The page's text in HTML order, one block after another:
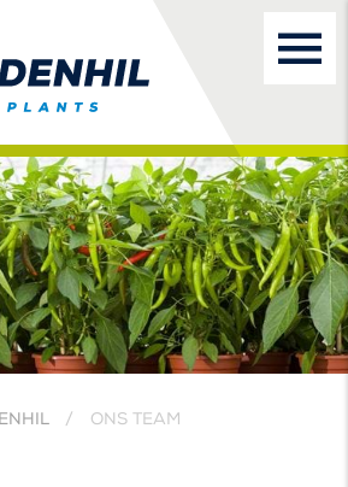
ONS TEAM